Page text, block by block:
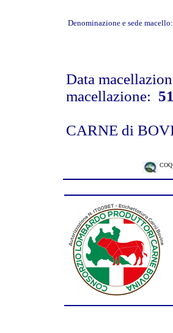
Denominazione e sede macello:
Data
macellazione:
CARNE di